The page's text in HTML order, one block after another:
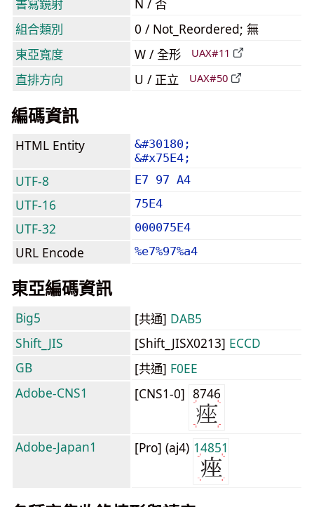
書寫鏡射
N / 否
組合類別
0 / Not_Reordered; 無
東亞寬度
W / 全形 UAX#11
直排方向 U / 正立 UAX#50
編碼資訊
HTML Entity
&#30180;
&#x75E4;
UTF-8 E7 97 A4
UTF-16 75E4
UTF-32 000075E4
URL Encode %e7%97%a4
東亞編碼資訊
Big5 [共通] DAB5
Shift_JIS
[Shift_JISX0213] ECCD
GB
[共通] F0EE
Adobe-CNS1
[CNS1-0] 8746
Adobe-Japan1 [Pro] (aj4) 14851